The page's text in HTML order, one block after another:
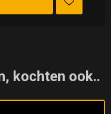
kochten ook..